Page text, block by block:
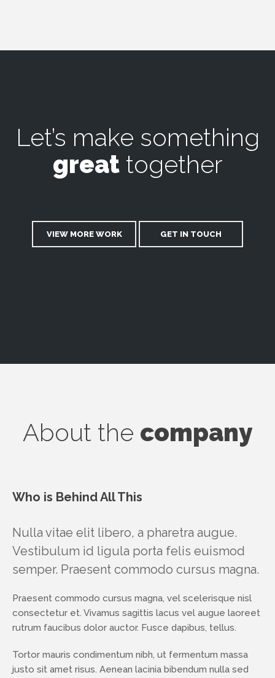
Let’s make something
greattogether
VIEW MORE WORK GET IN TOUCH
About the company
Who is Behind All This
Nulla vitae elit libero, a pharetra augue.
Vestibulum id ligula porta felis euismod
semper. Praesent commodo cursus magna.
Praesent commodo cursus magna, vel scelerisque nisl
consectetur et. Vivamus sagittis lacus vel augue laoreet
rutrum faucibus dolor auctor. Fusce dapibus, tellus.
Tortor mauris condimentum nibh, ut fermentum massa
justo sit amet risus. Aenean lacinia bibendum nulla sed